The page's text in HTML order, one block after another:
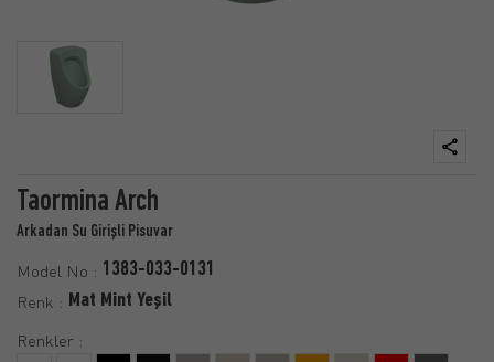
Taormina Arch
Arkadan Su Girişli Pisuvar
Model No : 1383-033-0131
Renk : Mat Mint Yeşil
Renkler :